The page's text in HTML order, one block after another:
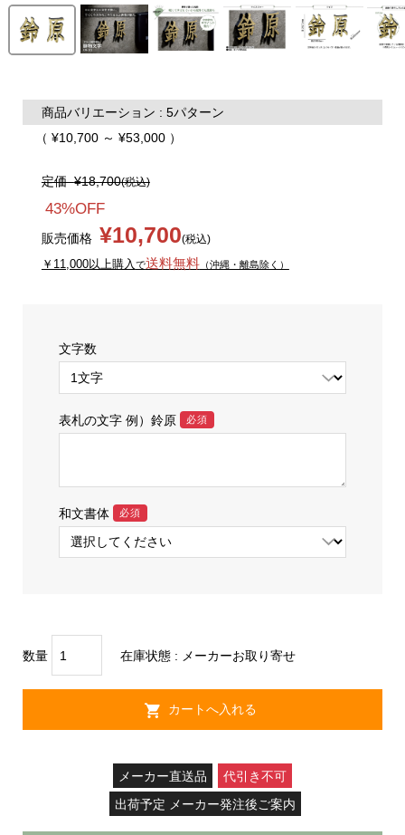
商品バリエーション : 5パターン
（ ¥10,700 ～ ¥53,000 ）
定価¥18,700(税込)
43%OFF
販売価格 ¥10,700(税込)
￥11,000以上購入 で送料無料（沖縄・離島除く）
文字数
表札の文字 例）鈴原 必須
和文書体 必須
数量 在庫状態 : メーカーお取り寄せ
メーカー直送品
代引き不可
出荷予定 メーカー発注後ご案内